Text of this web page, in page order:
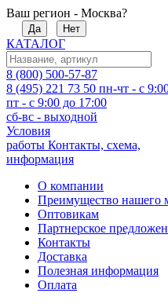
Ваш регион - Москва?
Да Нет
КАТАЛОГ
8 (800) 500-57-87
8 (495) 221 73 50 пн-чт - с
пт - с 9:00 до 17:00
сб-вс - выходной
Условия
работы Контакты, схема,
информация
О компании
Преимущество нашего
Оптовикам
Партнерское
Контакты
Доставка
Полезная информация
Оплата